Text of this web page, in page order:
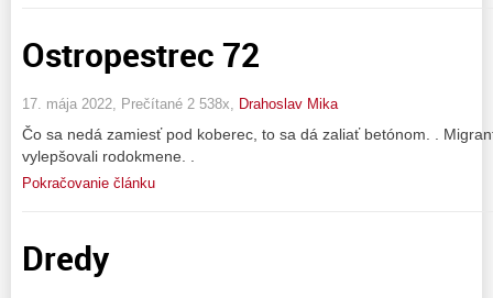
Ostropestrec 72
17. mája 2022, Prečítané 2 538x, Drahoslav Mika
Čo sa nedá zamiesť pod koberec, to sa dá zaliať betónom. .
vylepšovali rodokmene. .
Pokračovanie článku
Dredy